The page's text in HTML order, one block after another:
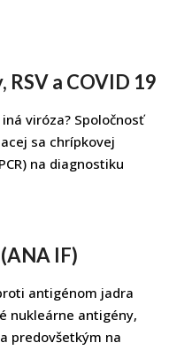
a COVID 19
viróza? Spoločnosť
sa chrípkovej
na diagnostiku
IF)
antigénom jadra
nukleárne antigény,
predovšetkým na